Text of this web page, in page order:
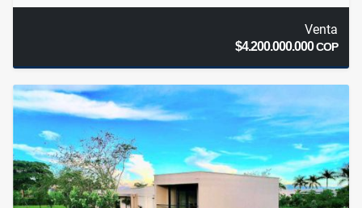
Venta
$4.200.000.000COP